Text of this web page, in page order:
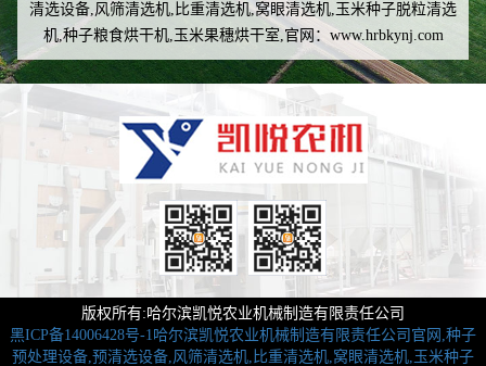
清选设备,风筛清选机,比重清选机,窝眼清选机,玉米种子脱粒清选
机,种子粮食烘干机,玉米果穗烘干室,官网：www.hrbkynj.com
版权所有:哈尔滨凯悦农业机械制造有限责任公司
黑ICP备14006428号-1哈尔滨凯悦农业机械制造有限责任公司官网,种子
预处理设备,预清选设备,风筛清选机,比重清选机,窝眼清选机,玉米种子